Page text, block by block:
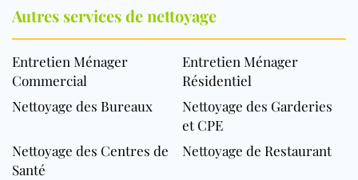
Autres services de nettoyage
Entretien Ménager
Commercial
Entretien Ménager
Résidentiel
Nettoyage des Bureaux
Nettoyage des Garderies
et CPE
Nettoyage des Centres de
Santé
Nettoyage de Restaurant